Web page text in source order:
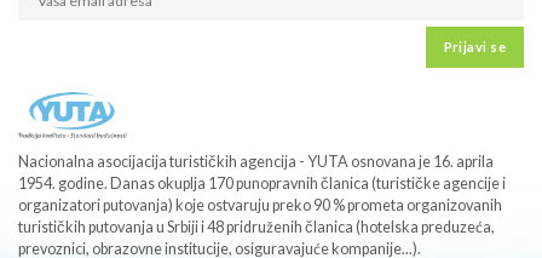
Prijavi se
Nacionalna asocijacija turističkih agencija - YUTA osnovana je 16. aprila
1954. godine. Danas okuplja 170 punopravnih članica (turističke agencije i
organizatori putovanja) koje ostvaruju preko 90 % prometa organizovanih
turističkih putovanja u Srbiji i 48 pridruženih članica (hotelska preduzeća,
prevoznici, obrazovne institucije, osiguravajuće kompanije...).